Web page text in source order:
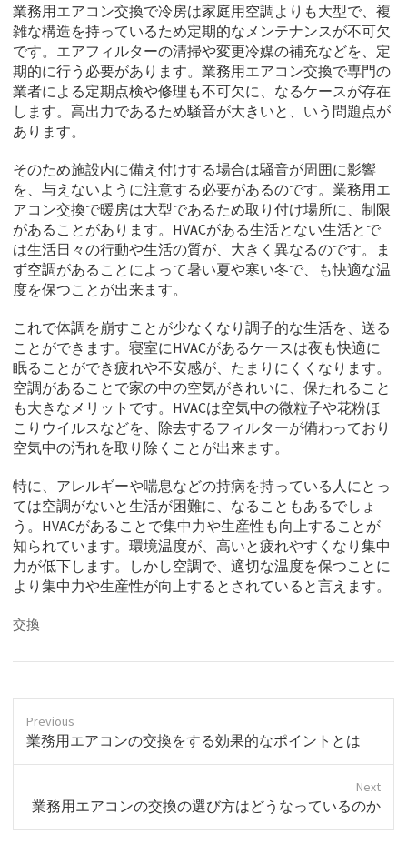
業務用エアコン交換で冷房は家庭用空調よりも大型で、複
雑な構造を持っているため定期的なメンテナンスが不可欠
です。 エアフィルターの清掃や変更冷媒の補充などを、定
期的に行う必要があります。業務用エアコン交換で専門の
業者による定期点検や修理も不可欠に、なるケースが存在
します。高出力であるため騒音が大きいと、いう問題点が
あります。
そのため施設内に備え付けする場合は騒音が周囲に影響
を、与えないように注意する必要があるのです。業務用エ
アコン交換で暖房は大型であるため取り付け場所に、制限
があることがあります。HVACがある生活とない生活とで
は生活日々の行動や生活の質が、大きく異なるのです。ま
ず空調があることによって暑い夏や寒い冬で、も快適な温
度を保つことが出来ます。
これで体調を崩すことが少なくなり調子的な生活を、送る
ことができます。寝室にHVACがあるケースは夜も快適に
眠ることができ疲れや不安感が、たまりにくくなります。
空調があることで家の中の空気がきれいに、保たれること
も大きなメリットです。HVACは空気中の微粒子や花粉ほ
こりウイルスなどを、除去するフィルターが備わっており
空気中の汚れを取り除くことが出来ます。
特に、アレルギーや喘息などの持病を持っている人にとっ
ては空調がないと生活が困難に、なることもあるでしょ
う。HVACがあることで集中力や生産性も向上することが
知られています。環境温度が、高いと疲れやすくなり集中
力が低下します。しかし空調で、適切な温度を保つことに
より集中力や生産性が向上するとされていると言えます。
交換
Previous
P
o
業務用エアコンの交換をする効果的なポイントとは
Next
N
業務用エアコンの交換の選び方はどうなっているのか